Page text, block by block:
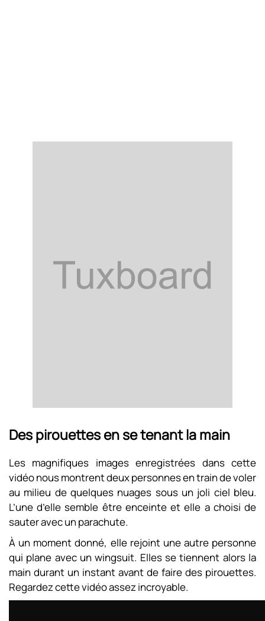
Des pirouettes en se tenant la main
Les magnifiques images enregistrées dans cette
vidéo nous montrent deux personnes en train de voler
au milieu de quelques nuages sous un joli ciel bleu.
L’une d’elle semble être enceinte et elle a choisi de
sauter avec un parachute.
À un moment donné, elle rejoint une autre personne
qui plane avec un wingsuit. Elles se tiennent alors la
main durant un instant avant de faire des pirouettes.
Regardez cette vidéo assez incroyable.